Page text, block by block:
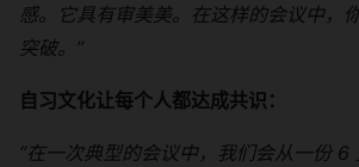
感。它具有审美美。在这样的会议中，
突破。”
自习文化让每个人都达成共识：
“在一次典型的会议中，我们会从一份 6